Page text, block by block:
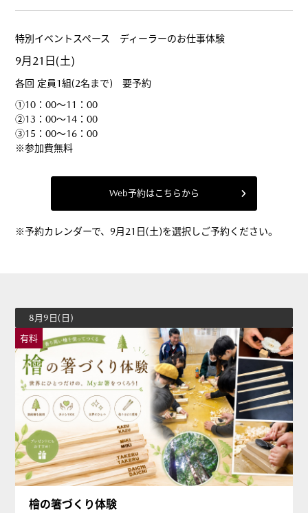
特別イベントスペース ディーラーのお仕事体験
9月21日(土)
各回 定員1組(2名まで) 要予約
①10：00～11：00
②13：00～14：00
③15：00～16：00
※参加費無料
Web予約はこちらから
※予約カレンダーで、9月21日(土)を選択しご予約ください。
8月9日(日)
有料
檜の箸づくり体験